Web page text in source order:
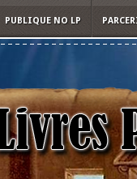
PUBLIQUE NO LP